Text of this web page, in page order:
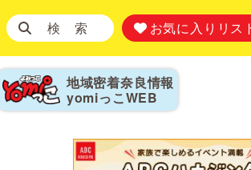
検 索 お気に入りリス
地域密着奈良情報
yomiっこ WEB